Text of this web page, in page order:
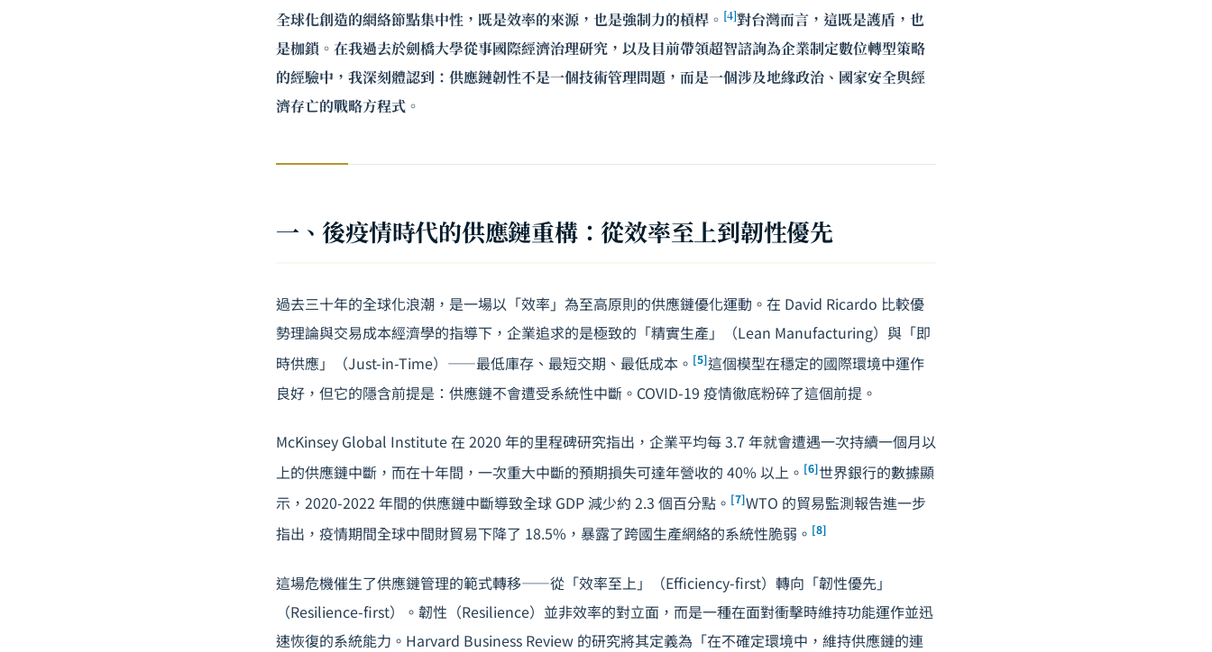
全球化創造的網絡節點集中性，既是效率的來源，也是強制力的槓桿。 [4]對台灣而言，這既是護盾，也
是枷鎖。在我過去於劍橋大學從事國際經濟治理研究，以及目前帶領超智諮詢為企業制定數位轉型策略
的經驗中，我深刻體認到：供應鏈韌性不是一個技術管理問題，而是一個涉及地緣政治、國家安全與經
濟存亡的戰略方程式。
一、後疫情時代的供應鏈重構：從效率至上到韌性優先
過去三十年的全球化浪潮，是一場以「效率」為至高原則的供應鏈優化運動。在 David Ricardo 比較優
勢理論與交易成本經濟學的指導下，企業追求的是極致的「精實生產」（Lean Manufacturing）與「即
時供應」（Just-in-Time）——最低庫存、最短交期、最低成本。 [5]這個模型在穩定的國際環境中運作
良好，但它的隱含前提是：供應鏈不會遭受系統性中斷。COVID-19 疫情徹底粉碎了這個前提。
McKinsey Global Institute 在 2020 年的里程碑研究指出，企業平均每 3.7 年就會遭遇一次持續一個月以
上的供應鏈中斷，而在十年間，一次重大中斷的預期損失可達年營收的 40% 以上。 [6]世界銀行的數據顯
示，2020-2022 年間的供應鏈中斷導致全球 GDP 減少約 2.3 個百分點。 [7]WTO 的貿易監測報告進一步
指出，疫情期間全球中間財貿易下降了 18.5%，暴露了跨國生產網絡的系統性脆弱。 [8]
這場危機催生了供應鏈管理的範式轉移——從「效率至上」（Efficiency-first）轉向「韌性優先」
（Resilience-first）。韌性（Resilience）並非效率的對立面，而是一種在面對衝擊時維持功能運作並迅
速恢復的系統能力。Harvard Business Review 的研究將其定義為「在不確定環境中，維持供應鏈的連